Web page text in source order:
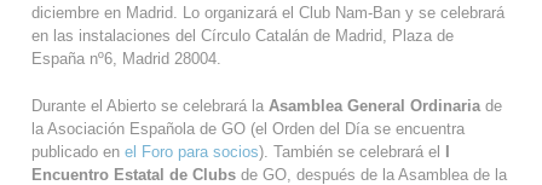
diciembre en Madrid. Lo organizará el Club Nam-Ban y se celebrará
en las instalaciones del Círculo Catalán de Madrid, Plaza de
España nº6, Madrid 28004.
Durante el Abierto se celebrará la Asamblea General Ordinaria de
la Asociación Española de GO (el Orden del Día se encuentra
publicado en el Foro para socios). También se celebrará el
Encuentro Estatal de Clubs de GO, después de la Asamblea de la